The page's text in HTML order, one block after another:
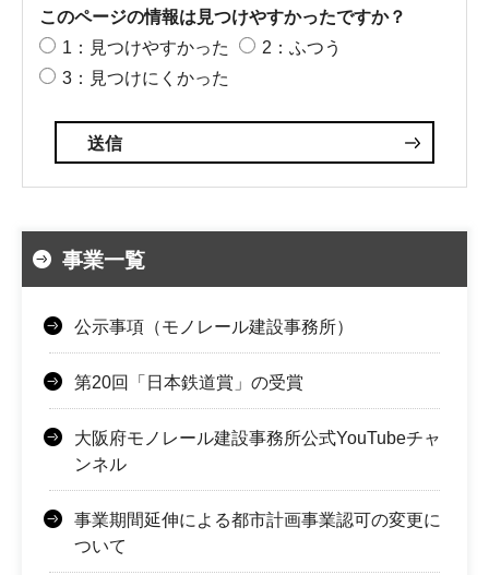
このページの情報は見つけやすかったですか？
1：見つけやすかった
2：ふつう
3：見つけにくかった
事業一覧
公示事項（モノレール建設事務所）
第20回「日本鉄道賞」の受賞
大阪府モノレール建設事務所公式YouTubeチャ
ンネル
事業期間延伸による都市計画事業認可の変更に
ついて